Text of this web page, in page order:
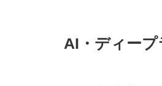
AI・ディー